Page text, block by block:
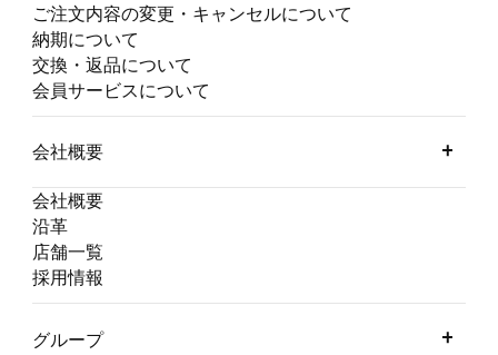
ご注文内容の変更・キャンセルについて
納期について
交換・返品について
会員サービスについて
会社概要
会社概要
沿革
店舗一覧
採用情報
グループ